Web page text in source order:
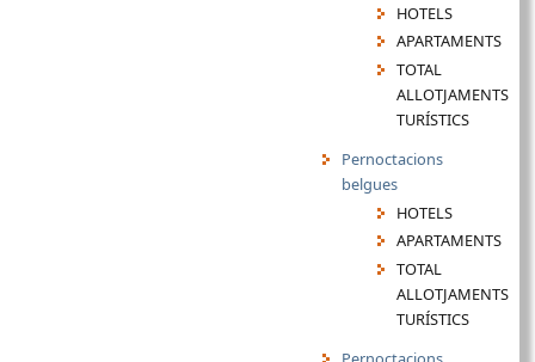
HOTELS
APARTAMENTS
TOTAL
ALLOTJAMENTS
TURÍSTICS
Pernoctacions
belgues
HOTELS
APARTAMENTS
TOTAL
ALLOTJAMENTS
TURÍSTICS